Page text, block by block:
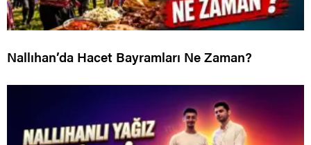
Nallıhan’da Hacet Bayramları Ne Zaman?